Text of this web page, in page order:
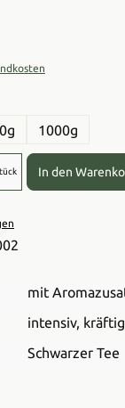
1000g
gewünschten
In den
mit
intensiv, kräftig
Schwarzer Tee